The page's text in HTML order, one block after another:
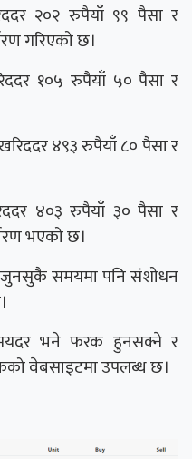
२०२ रुपैयाँ ९९ पैसा र
गरिएको छ।
१०५ रुपैयाँ ५० पैसा र
४९३ रुपैयाँ ८० पैसा र
४०३ रुपैयाँ ३० पैसा र
भएको छ।
समयमा पनि संशोधन
भने फरक हुनसक्ने र
वेबसाइटमा उपलब्ध छ।